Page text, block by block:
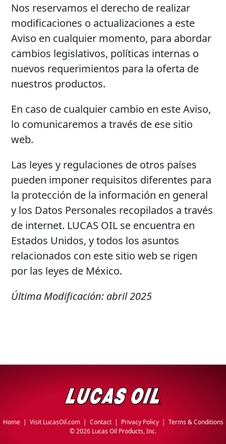
Nos reservamos el derecho de realizar
modificaciones o actualizaciones a este
Aviso en cualquier momento, para abordar
cambios legislativos, políticas internas o
nuevos requerimientos para la oferta de
nuestros productos.
En caso de cualquier cambio en este Aviso,
lo comunicaremos a través de ese sitio
web.
Las leyes y regulaciones de otros países
pueden imponer requisitos diferentes para
la protección de la información en general
y los Datos Personales recopilados a través
de internet. LUCAS OIL se encuentra en
Estados Unidos, y todos los asuntos
relacionados con este sitio web se rigen
por las leyes de México.
Última Modificación: abril 2025
Home | Visit LucasOil.com| Contact| Privacy Policy| Terms & Conditions
©2026 Lucas Oil Products, Inc.